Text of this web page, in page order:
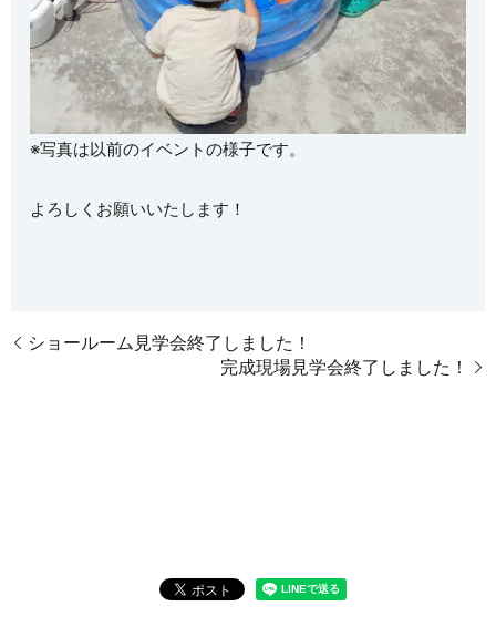
※写真は以前のイベントの様子です。
よろしくお願いいたします！
ショールーム見学会終了しました！
完成現場見学会終了しました！